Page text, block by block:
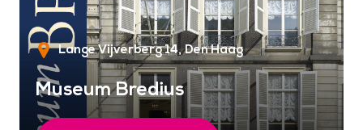
Lange Vijverberg 14 Den Haag
Museum Bredius